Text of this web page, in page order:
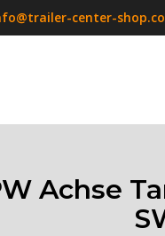
center-
Achse